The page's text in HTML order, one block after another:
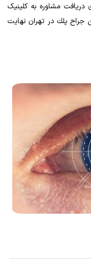
مشاوره به کلینیک
جراح پلك در تهران نهایت